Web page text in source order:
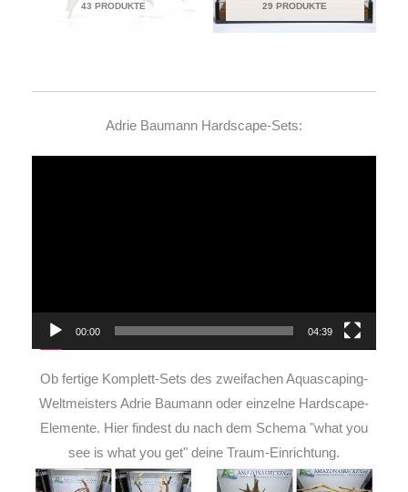
43 PRODUKTE 29 PRODUKTE
Adrie Baumann Hardscape-Sets:
00:00 04:39
Ob fertige Komplett-Sets des zweifachen Aquascaping-
Weltmeisters Adrie Baumann oder einzelne Hardscape-
Elemente. Hier findest du nach dem Schema "what you
see is what you get" deine Traum-Einrichtung.